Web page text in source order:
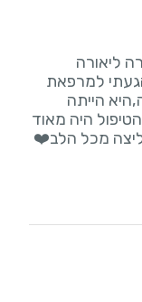
ליאורה
למרפאת
הייתה
היה מאוד
מכל הלב❤️